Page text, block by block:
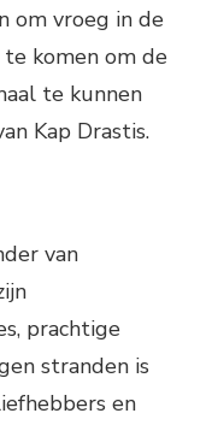
om vroeg in de
komen om de
te kunnen
Kap Drastis.
van
prachtige
stranden is
en